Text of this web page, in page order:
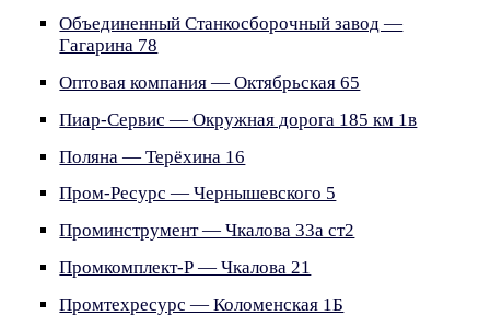
Объединенный Станкосборочный завод —
Гагарина 78
Оптовая компания — Октябрьская 65
Пиар-Сервис — Окружная дорога 185 км 1в
Поляна — Терёхина 16
Пром-Ресурс — Чернышевского 5
Проминструмент — Чкалова 33а ст2
Промкомплект-Р — Чкалова 21
Промтехресурс — Коломенская 1Б